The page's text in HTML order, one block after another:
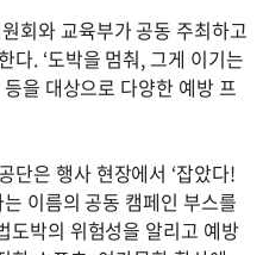
회와 교육부가 공동 주최하고
다. ‘도박을 멈춰, 그게 이기는
을 대상으로 다양한 예방 프
단은 행사 현장에서 ‘잡았다!
이름의 공동 캠페인 부스를
도박의 위험성을 알리고 예방